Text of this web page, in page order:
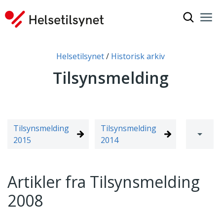
Helsetilsynet Historisk arkiv
Tilsynsmelding
Tilsynsmelding
2015
Tilsynsmelding
2014
Artikler fra Tilsynsmelding
2008